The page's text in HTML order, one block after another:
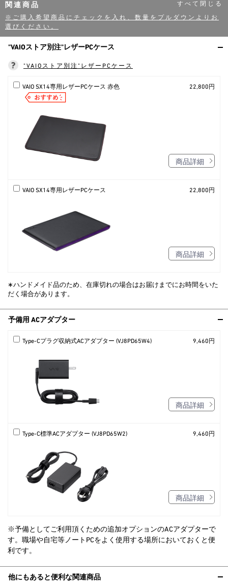
関連商品
※ご購入希望商品にチェックを入れ、数量をプルダウンよりお
選びください。
"VAIOストア別注"レザーPCケース
"VAIOストア別注"レザーPCケース
VAIO SX14専用レザーPCケース 赤色 22,800円
商品詳細
VAIO SX14専用レザーPCケース 22,800円
商品詳細
∗ハンドメイド品のため、在庫切れの場合はお届けまでにお時間をいた
だく場合があります。
予備用 ACアダプター
Type-Cプラグ収納式ACアダプター (VJ8PD65W4) 9,460円
商品詳細
Type-C標準ACアダプター (VJ8PD65W2) 9,460円
商品詳細
※予備としてご利用頂くための追加オプションのACアダプターで
す。職場や自宅等ノートPCをよく使用する場所においておくと便
利です。
他にもあると便利な関連商品